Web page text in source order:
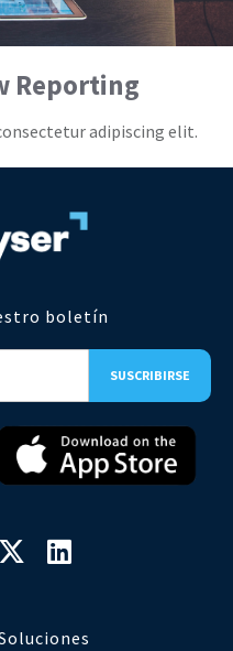
Reporting
adipiscing elit.
boletín
 